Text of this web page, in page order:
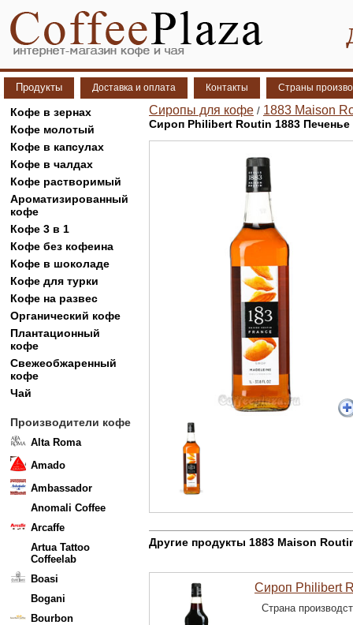
Продукты Доставка и оплата Контакты Страны
Кофе в зернах
Кофе молотый
Кофе в капсулах
Кофе в чалдах
Кофе растворимый
Ароматизированный
кофе
Кофе 3 в 1
Кофе без кофеина
Кофе в шоколаде
Кофе для турки
Кофе на развес
Органический кофе
Плантационный
кофе
Свежеобжаренный
кофе
Чай
Производители кофе
Alta Roma
Amado
Ambassador
Anomali Coffee
Arcaffe
Artua Tattoo
Coffeelab
Boasi
Bogani
Bourbon
Сиропы для кофе / 1883 Maison
Сироп Philibert Routin 1883
Другие продукты 1883 Maison
Сироп Philibert
Страна